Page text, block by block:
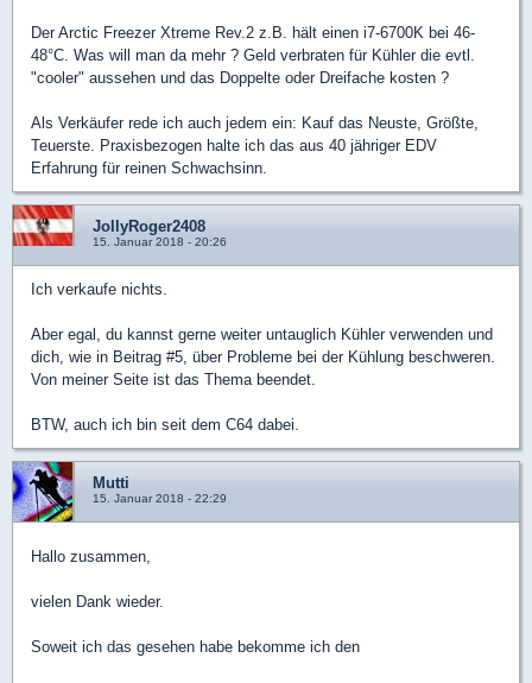
Der Arctic Freezer Xtreme Rev.2 z.B. hält einen i7-6700K bei 46-
48°C. Was will man da mehr ? Geld verbraten für Kühler die evtl.
"cooler" aussehen und das Doppelte oder Dreifache kosten ?
Als Verkäufer rede ich auch jedem ein: Kauf das Neuste, Größte,
Teuerste. Praxisbezogen halte ich das aus 40 jähriger EDV
Erfahrung für reinen Schwachsinn.
JollyRoger2408
15. Januar 2018 - 20:26
Ich verkaufe nichts.
Aber egal, du kannst gerne weiter untauglich Kühler verwenden und
dich, wie in Beitrag #5, über Probleme bei der Kühlung beschweren.
Von meiner Seite ist das Thema beendet.
BTW, auch ich bin seit dem C64 dabei.
Mutti
15. Januar 2018 - 22:29
Hallo zusammen,
vielen Dank wieder.
Soweit ich das gesehen habe bekomme ich den